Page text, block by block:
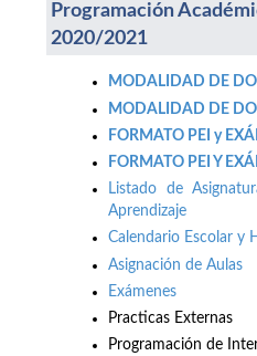
Programación
2020/2021
MODALIDAD DE
MODALIDAD DE
FORMATO PEI y
FORMATO PEI Y
Listado de
Aprendizaje
Calendario Escolar y
Asignación de Aulas
Exámenes
Practicas Externas
Programación de